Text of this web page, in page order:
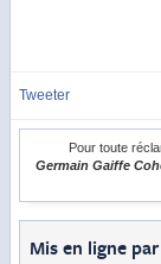
Tweeter
Pour toute
Germain Gaiffe
Mis en ligne